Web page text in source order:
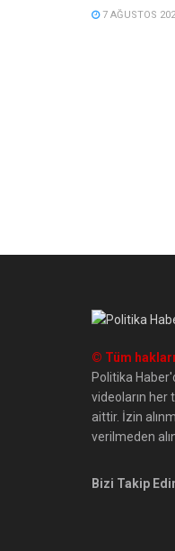
7 AĞUSTOS
© Tüm
Politika
videoların her
aittir. İzin
verilmeden
Bizi Takip